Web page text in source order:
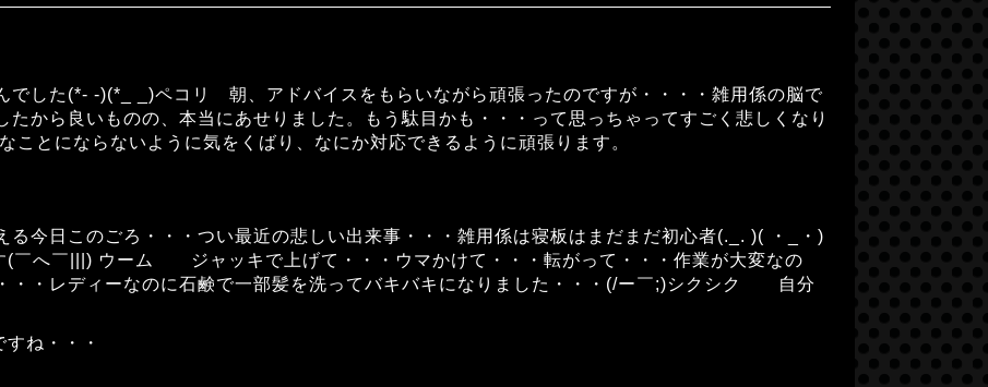
でした(*- -)(*_ _)ペコリ 朝、アドバイスをもらいながら頑張ったのですが・・・・雑用係の脳で
たから良いものの、本当にあせりました。もう駄目かも・・・って思っちゃってすごく悲しくなり
ことにならないように気をくばり、なにか対応できるように頑張ります。
る今日このごろ・・・つい最近の悲しい出来事・・・雑用係は寝板はまだまだ初心者(._. )( ・_・)
(￣へ￣|||) ウーム ジャッキで上げて・・・ウマかけて・・・転がって・・・作業が大変なの
・・レディーなのに石鹸で一部髪を洗ってバキバキになりました・・・(/ー￣;)シクシク 自分
ね・・・